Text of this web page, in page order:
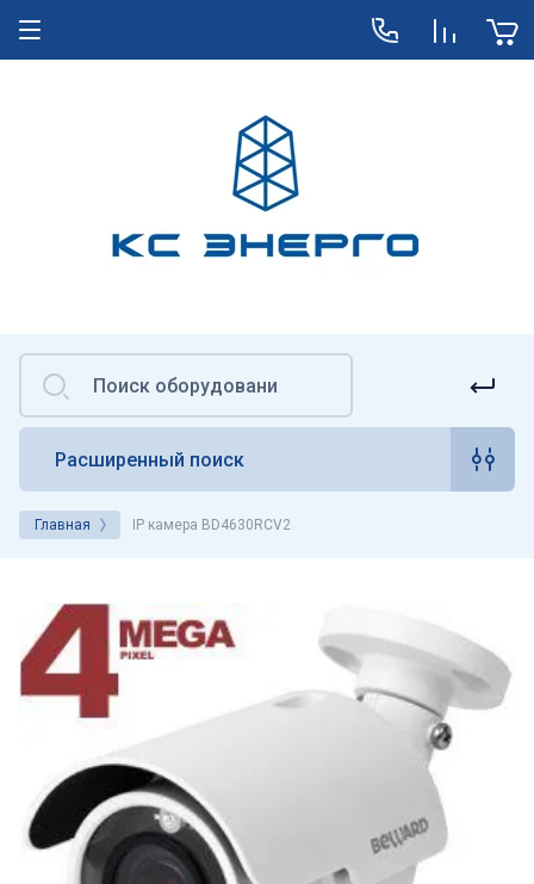
Расширенный поиск
Главная IP камера BD4630RCV2